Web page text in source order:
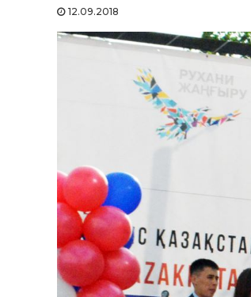
12.09.2018